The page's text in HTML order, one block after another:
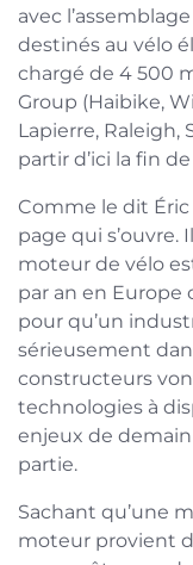
avec
destinés au vélo
chargé de 4 500
Group (Haibike,
Lapierre, Raleigh,
partir d’ici la fin
Comme le dit Éric
page qui s’ouvre.
moteur de vélo
par an en
pour qu’un
sérieusement
constructeurs
technologies à
enjeux de
partie.
Sachant qu’une
moteur provient